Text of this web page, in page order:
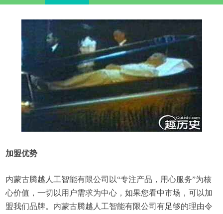
加盟优势
内蒙古腾越人工智能有限公司以“专注产品，用心服务”为核
心价值，一切以用户需求为中心，如果您看中市场，可以加
盟我们品牌。内蒙古腾越人工智能有限公司有足够的理由令